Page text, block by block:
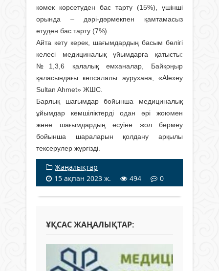
көмек көрсетуден бас тарту (15%), үшінші
орында – дәрі-дәрмекпен қамтамасыз
етуден бас тарту (7%).
Айта кету керек, шағымдардың басым бөлігі
келесі медициналық ұйымдарға қатысты:
№1,3,6 қалалық емханалар, Байқоңыр
қаласындағы көпсалалы аурухана, «Alexey
Sultan Ahmet» ЖШС.
Барлық шағымдар бойынша медициналық
ұйымдар кемшіліктерді одан әрі жоюмен
және шағымдардың өсуіне жол бермеу
бойынша шараларын қолдану арқылы
тексерулер жүргізді.
Жаңалықтар
15 ақпан 2023 ж.
494 0
ҰҚСАС ЖАҢАЛЫҚТАР: